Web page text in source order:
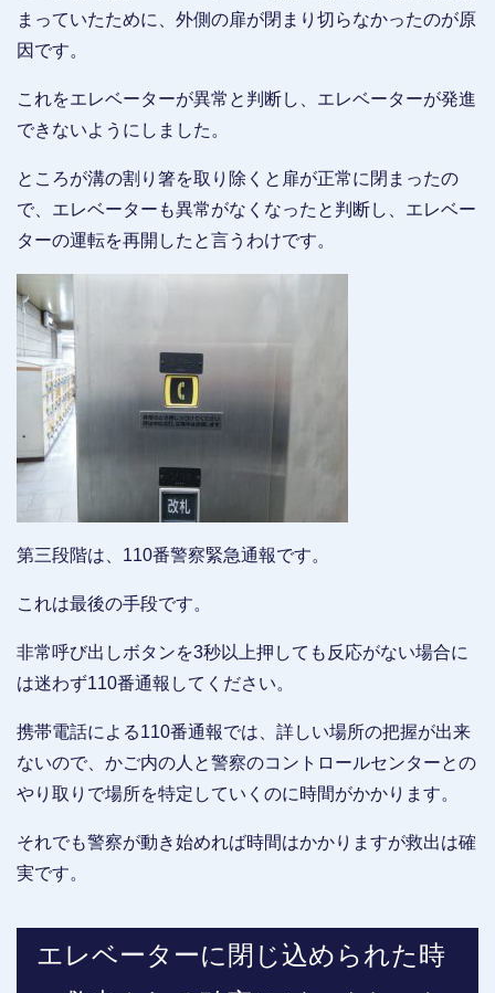
まっていたために、外側の扉が閉まり切らなかったのが原
因です。
これをエレベーターが異常と判断し、エレベーターが発進
できないようにしました。
ところが溝の割り箸を取り除くと扉が正常に閉まったの
で、エレベーターも異常がなくなったと判断し、エレベー
ターの運転を再開したと言うわけです。
第三段階は、110番警察緊急通報です。
これは最後の手段です。
非常呼び出しボタンを3秒以上押しても反応がない場合に
は迷わず110番通報してください。
携帯電話による110番通報では、詳しい場所の把握が出来
ないので、かご内の人と警察のコントロールセンターとの
やり取りで場所を特定していくのに時間がかかります。
それでも警察が動き始めれば時間はかかりますが救出は確
実です。
エレベーターに閉じ込められた時